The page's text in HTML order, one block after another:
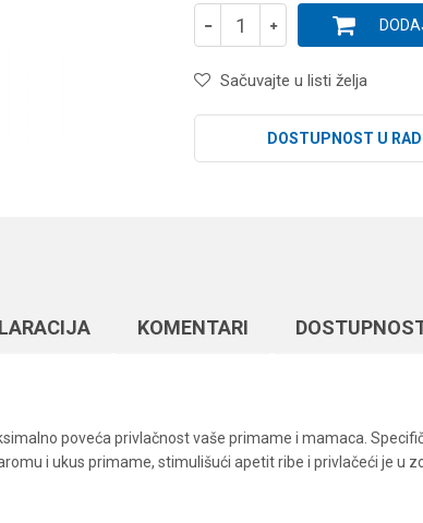
Sačuvajte u listi želja
DOSTUPNOST U
KOMENTARI
poveća privlačnost vaše primame i mamaca.
i ukus primame, stimulišući apetit ribe i privlačeći je u